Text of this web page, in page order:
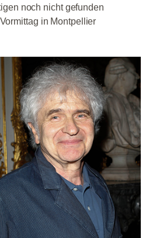
noch nicht gefunden
in Montpellier